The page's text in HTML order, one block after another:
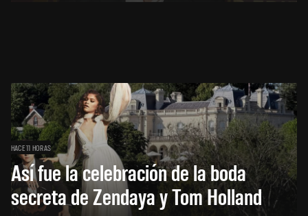
HACE 11 HORAS
Así fue la celebración de la boda
secreta de Zendaya y Tom Holland